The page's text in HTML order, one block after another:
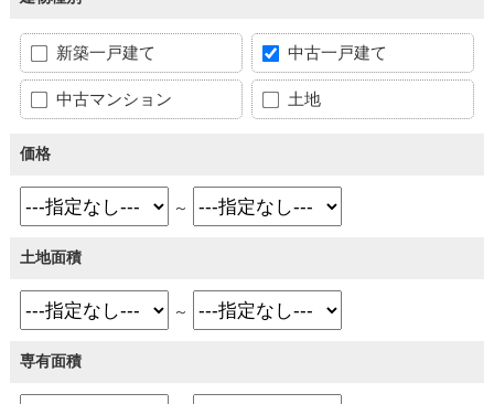
新築一戸建て 中古一戸建て
中古マンション 土地
価格
～
土地面積
～
専有面積